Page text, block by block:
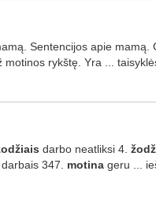
Sentencijos apie mamą.
motinos rykštę. Yra ...
darbo neatliksi 4.
347. motinageru ...